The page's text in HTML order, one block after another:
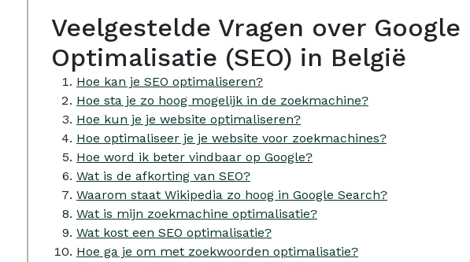
Veelgestelde Vragen over
Optimalisatie (SEO) in België
Hoe kan je SEO optimaliseren?
Hoe sta je zo hoog mogelijk in de zoekmachine?
Hoe kun je je website optimaliseren?
Hoe optimaliseer je je website voor zoekmachines?
Hoe word ik beter vindbaar op Google?
Wat is de afkorting van SEO?
Waarom staat Wikipedia zo hoog in Google Search?
Wat is mijn zoekmachine optimalisatie?
Wat kost een SEO optimalisatie?
Hoe ga je om met zoekwoorden optimalisatie?